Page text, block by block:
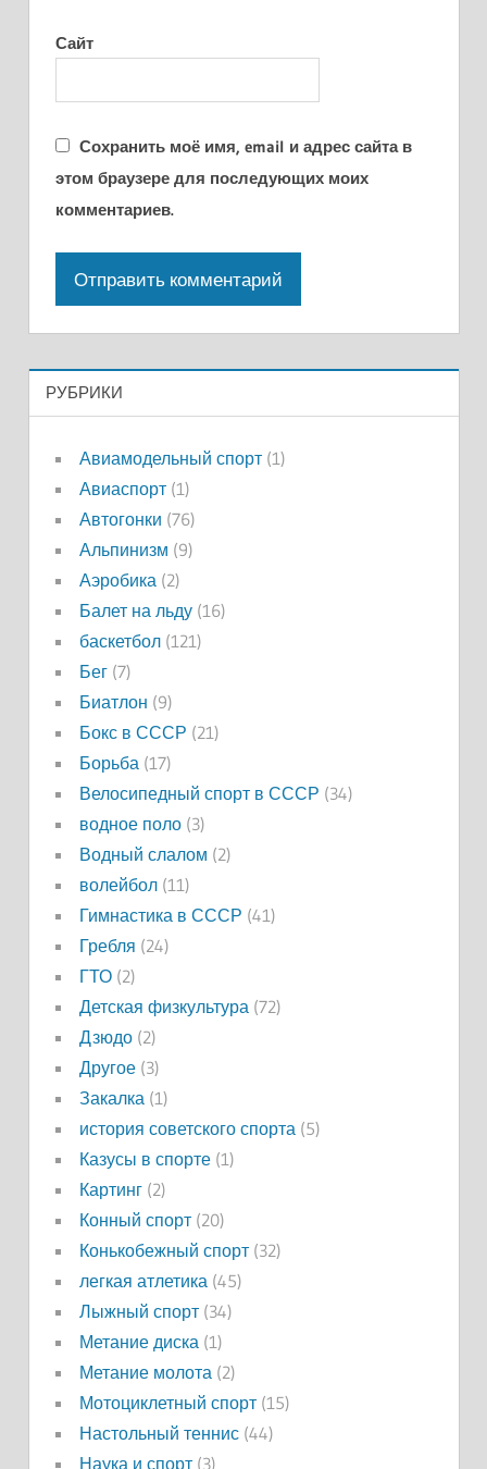
Сайт
Сохранить моё имя, email и адрес сайта в
этом браузере для последующих моих
комментариев.
РУБРИКИ
Авиамодельный спорт(1)
Авиаспорт(1)
Автогонки (76)
Альпинизм (9)
Аэробика(2)
Балет на льду(16)
баскетбол(121)
Бег(7)
Биатлон (9)
Бокс в СССР (21)
Борьба(17)
Велосипедный спорт в СССР (34)
водное поло(3)
Водный слалом (2)
волейбол(11)
Гимнастика в СССР (41)
Гребля (24)
ГТО(2)
Детская физкультура(72)
Дзюдо(2)
Другое(3)
Закалка(1)
история советского спорта(5)
Казусы в спорте(1)
Картинг(2)
Конный спорт(20)
Конькобежный спорт(32)
легкая атлетика(45)
Лыжный спорт(34)
Метание диска(1)
Метание молота(2)
Мотоциклетный спорт(15)
Настольный теннис(44)
Наука и спорт(3)